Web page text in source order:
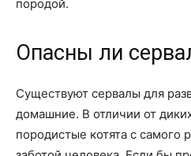
породой.
Опасны ли
Существуют сервалы для
домашние. В отличии от
породистые котята с